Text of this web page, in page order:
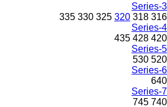
3-Series
316
318
320
325
330
335
4-Series
420
428
435
5-Series
520
530
6-Series
640
7-Series
740
745